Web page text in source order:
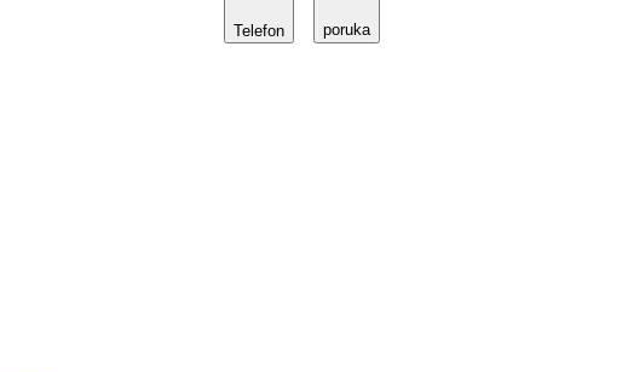
rješenje. Bilo da ste u potrazi za savršenim
s nama možete biti sigurni da ćete dobiti
- nalazite svoj dom.
Telefon poruka